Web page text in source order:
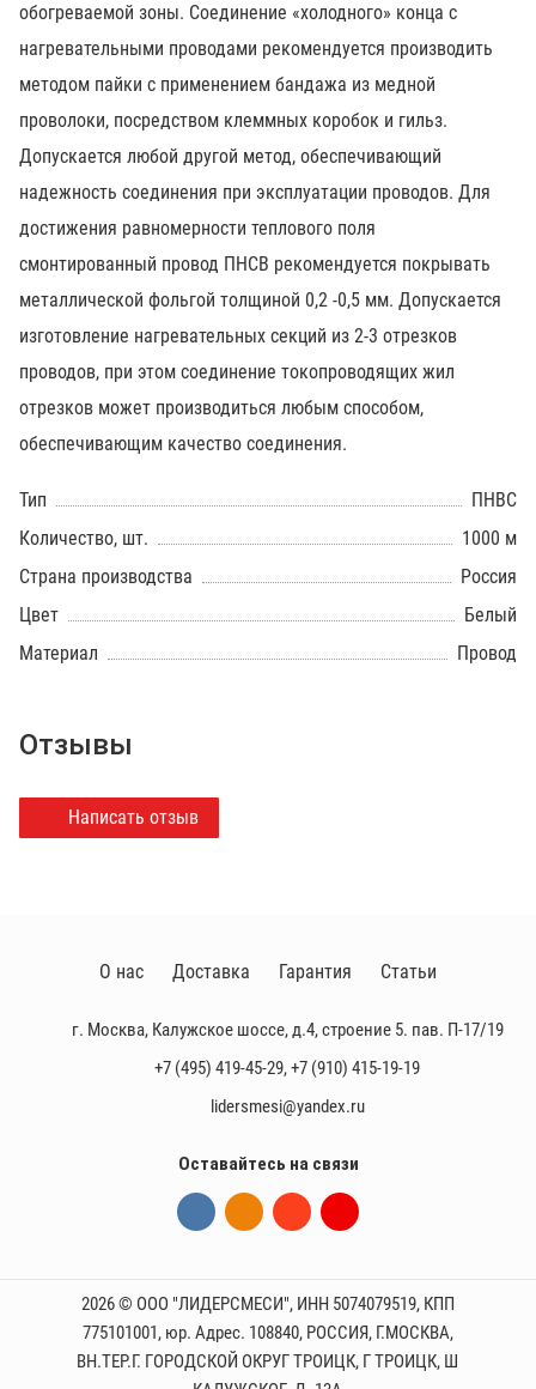
обогреваемой зоны. Соединение «холодного» конца с
нагревательными проводами рекомендуется производить
методом пайки с применением бандажа из медной
проволоки, посредством клеммных коробок и гильз.
Допускается любой другой метод, обеспечивающий
надежность соединения при эксплуатации проводов. Для
достижения равномерности теплового поля
смонтированный провод ПНСВ рекомендуется покрывать
металлической фольгой толщиной 0,2 -0,5 мм. Допускается
изготовление нагревательных секций из 2-3 отрезков
проводов, при этом соединение токопроводящих жил
отрезков может производиться любым способом,
обеспечивающим качество соединения.
Тип
ПНВС
Количество, шт.
1000 м
Страна производства
Россия
Цвет
Белый
Материал
Провод
Отзывы
Написать отзыв
г. Москва, Калужское шоссе, д.4, строение 5. пав. П-17/19
+7 (495) 419-45-29,+7 (910) 415-19-19
lidersmesi@yandex.ru
О нас Доставка Гарантия Статьи
Оставайтесь на связи
2026 © ООО "ЛИДЕРСМЕСИ", ИНН 5074079519, КПП
775101001, юр. Адрес. 108840, РОССИЯ, Г.МОСКВА,
ВН.ТЕР.Г. ГОРОДСКОЙ ОКРУГ ТРОИЦК, Г ТРОИЦК, Ш